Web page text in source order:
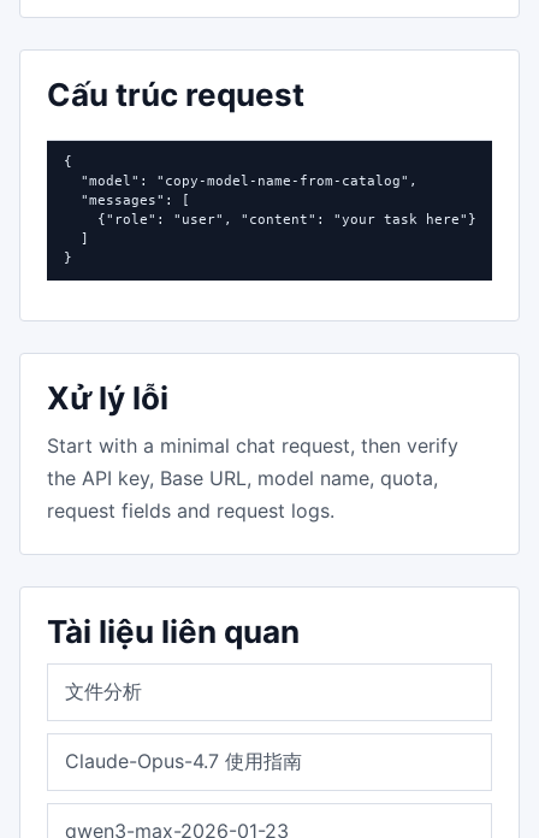
Cấu trúc request
{
  "model": "copy-model-name-from-catalog",
  "messages": [
    {"role": "user", "content": "your task here"}
  ]
}
Xử lý lỗi
Start with a minimal chat request, then verify
the API key, Base URL, model name, quota,
request fields and request logs.
Tài liệu liên quan
文件分析
Claude-Opus-4.7 使用指南
qwen3-max-2026-01-23